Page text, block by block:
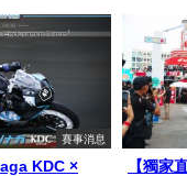
賽事消息
KDC ×
【獨家